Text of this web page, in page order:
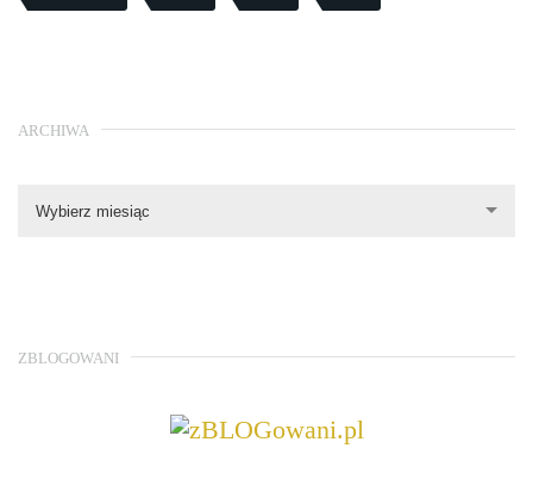
ARCHIWA
Wybierz miesiąc
ZBLOGOWANI